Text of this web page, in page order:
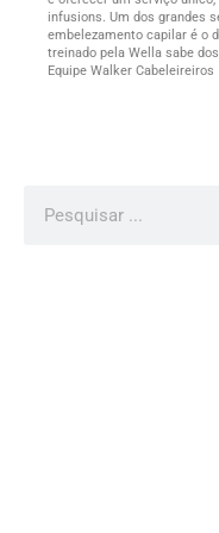
infusions. Um dos grandes
embelezamento capilar é o
treinado pela Wella sabe
Equipe Walker Cabeleireiros